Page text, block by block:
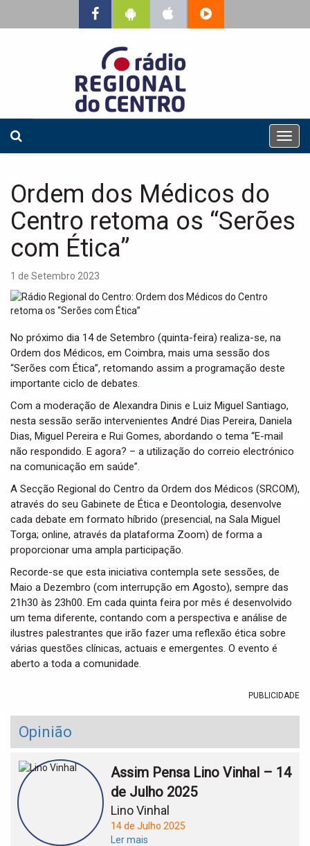
T
o
n
Ordem dos Médicos do
Centro retoma os “Serões
com Ética”
1 de Setembro 2023
No próximo dia 14 de Setembro (quinta-feira) realiza-se, na
Ordem dos Médicos, em Coimbra, mais uma sessão dos
“Serões com Ética”, retomando assim a programação deste
importante ciclo de debates.
Com a moderação de Alexandra Dinis e Luiz Miguel Santiago,
nesta sessão serão intervenientes André Dias Pereira, Daniela
Dias, Miguel Pereira e Rui Gomes, abordando o tema “E-mail
não respondido. E agora? – a utilização do correio electrónico
na comunicação em saúde”.
A Secção Regional do Centro da Ordem dos Médicos (SRCOM),
através do seu Gabinete de Ética e Deontologia, desenvolve
cada debate em formato híbrido (presencial, na Sala Miguel
Torga; online, através da plataforma Zoom) de forma a
proporcionar uma ampla participação.
Recorde-se que esta iniciativa contempla sete sessões, de
Maio a Dezembro (com interrupção em Agosto), sempre das
21h30 às 23h00. Em cada quinta feira por mês é desenvolvido
um tema diferente, contando com a perspectiva e análise de
ilustres palestrantes que irão fazer uma reflexão ética sobre
várias questões clínicas, actuais e emergentes. O evento é
aberto a toda a comunidade.
PUBLICIDADE
Opinião
Assim Pensa Lino Vinhal – 14
de Julho 2025
Lino Vinhal
14 de Julho 2025
Ler mais